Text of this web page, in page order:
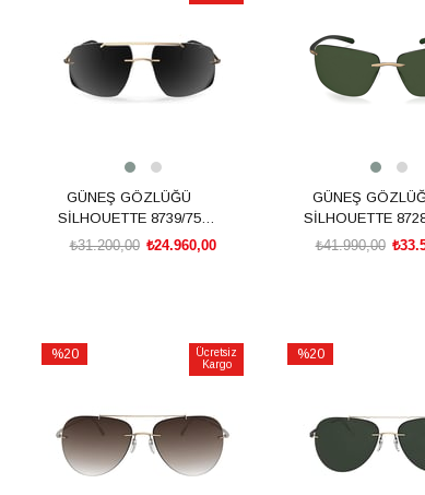
GÜNEŞ GÖZLÜĞÜ
SİLHOUETTE 8739/75
7630 00/00₺24.960,00
₺31.200,00
GÜNEŞ
SİLHOUETTE
7630 00/00
₺41.990,00
%20
Ücretsiz
Kargo
%20